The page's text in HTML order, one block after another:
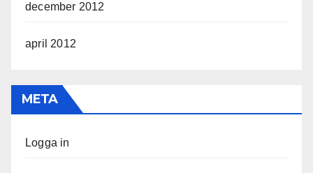
december 2012
april 2012
META
Logga in